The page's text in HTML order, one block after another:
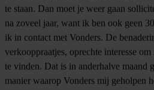
te staan. Dan moet je weer gaan
na zoveel jaar, want ik ben ook geen
ik in contact met Vonders. De
verkooppraatjes, oprechte interesse
te vinden. Dat is in anderhalve maand
manier waarop Vonders mij geholpen